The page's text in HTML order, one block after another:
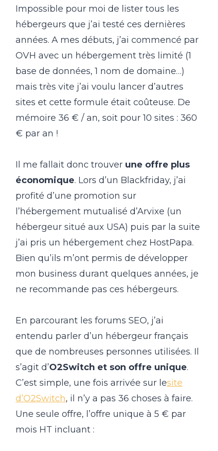
Impossible pour moi de lister tous les
hébergeurs que j’ai testé ces dernières
années. A mes débuts, j’ai commencé par
OVH avec un hébergement très limité (1
base de données, 1 nom de domaine…)
mais très vite j’ai voulu lancer d’autres
sites et cette formule était coûteuse. De
mémoire 36 € / an, soit pour 10 sites : 360
€ par an !
Il me fallait donc trouver une offre plus
économique. Lors d’un Blackfriday, j’ai
profité d’une promotion sur
l’hébergement mutualisé d’Arvixe (un
hébergeur situé aux USA) puis par la suite
j’ai pris un hébergement chez HostPapa.
Bien qu’ils m’ont permis de développer
mon business durant quelques années, je
ne recommande pas ces hébergeurs.
En parcourant les forums SEO, j’ai
entendu parler d’un hébergeur français
que de nombreuses personnes utilisées. Il
s’agit d’O2Switch et son offre unique.
C’est simple, une fois arrivée sur lesite
d’O2Switch, il n’y a pas 36 choses à faire.
Une seule offre, l’offre unique à 5 € par
mois HT incluant :